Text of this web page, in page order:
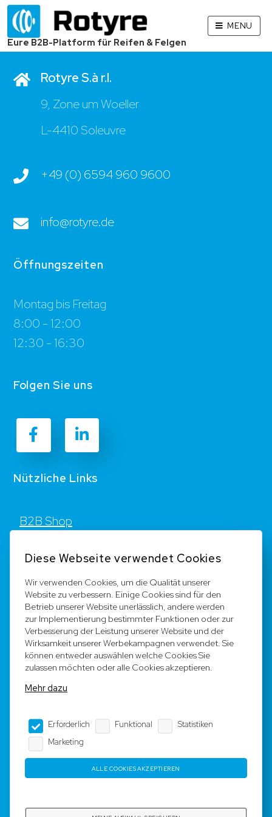
Eure B2B-Platform für Reifen & Felgen
MENU
Kontakt
Rotyre S.à r.l.
9, Zone um Woeller
L-4410 Soleuvre
+49 (0) 6594 960 9600
info@rotyre.de
Öffnungszeiten
Montag bis Freitag
8:00 - 12:00
12:30 - 16:30
Folgen Sie uns
Nützliche Links
B2B Shop
Registrieren
Team
Rechtliche Hinweise
Impressum
Datenschutz
Diese Webseite verwendet Cookies
Wir verwenden Cookies, um die Qualität unserer
Website zu verbessern. Einige Cookies sind für den
Betrieb unserer Website unerlässlich, andere werden
zur Implementierung bestimmter Funktionen oder zur
Verbesserung der Leistung unserer Website und der
Wirksamkeit unserer Werbekampagnen verwendet. Sie
können entweder auswählen welche Cookies Sie
zulassen möchten oder alle Cookies akzeptieren.
Mehr dazu
Erforderlich Funktional
Statistiken
Marketing
ALLE COOKIES AKZEPTIEREN